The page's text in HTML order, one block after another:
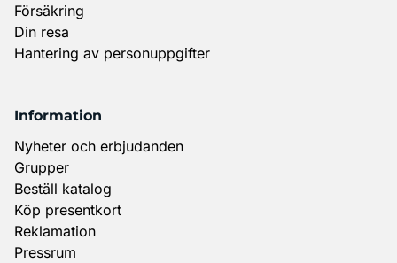
Försäkring
Din resa
Hantering av personuppgifter
Information
Nyheter och erbjudanden
Grupper
Beställ katalog
Köp presentkort
Reklamation
Pressrum